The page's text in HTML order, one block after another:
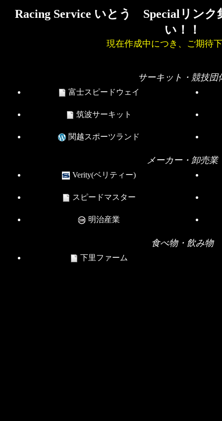
Racing Service いとう Specialリンク
い！！
現在作成中につき、ご期待
サーキット・競技団
富士スピードウェイ
筑波サーキット
関越スポーツランド
メーカー・卸売業
Verity(ベリティー)
スピードマスター
明治産業
食べ物・飲み物
下里ファーム